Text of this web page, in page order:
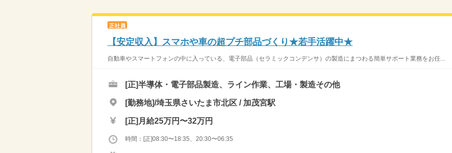
正社員
【安定収入】スマホや車の超プチ部品づくり★若手活躍中★
自動車やスマートフォンの中に入っている、電子部品（セラミックコンデンサ）の製造にまつわる簡単サポート業務をお任...
[正]半導体・電子部品製造、ライン作業、工場・製造その他
[勤務地]/埼玉県さいたま市北区 / 加茂宮駅
[正] 月給25万円〜32万円
時間：[正]08:30〜18:35、20:30〜06:35